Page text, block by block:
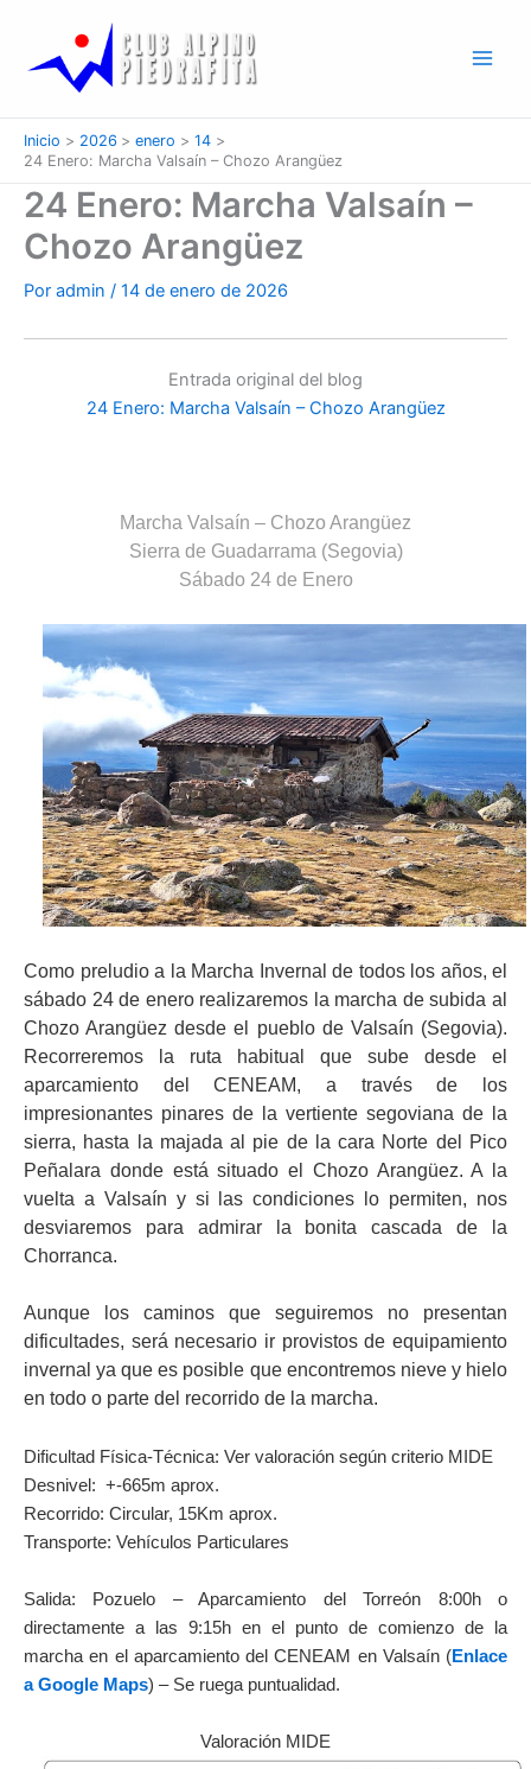
contenido
Inicio 2026 enero
14
24 Enero: Marcha Valsaín – Chozo Arangüez
24 Enero: Marcha Valsaín –
Chozo Arangüez
Por admin / 14 de enero de 2026
Entrada original del blog
24 Enero: Marcha Valsaín – Chozo Arangüez
Marcha Valsaín – Chozo Arangüez
Sierra de Guadarrama (Segovia)
Sábado 24 de Enero
Como preludio a la Marcha Invernal de todos los años, el
sábado 24 de enero realizaremos la marcha de subida al
Chozo Arangüez desde el pueblo de Valsaín (Segovia).
Recorreremos la ruta habitual que sube desde el
aparcamiento del CENEAM, a través de los
impresionantes pinares de la vertiente segoviana de la
sierra, hasta la majada al pie de la cara Norte del Pico
Peñalara donde está situado el Chozo Arangüez. A la
vuelta a Valsaín y si las condiciones lo permiten, nos
desviaremos para admirar la bonita cascada de la
Chorranca.
Aunque los caminos que seguiremos no presentan
dificultades, será necesario ir provistos de equipamiento
invernal ya que es posible que encontremos nieve y hielo
en todo o parte del recorrido de la marcha.
Dificultad Física-Técnica: Ver valoración según criterio MIDE
Desnivel: +-665m aprox.
Recorrido: Circular, 15Km aprox.
Transporte: Vehículos Particulares
Salida: Pozuelo – Aparcamiento del Torreón 8:00h o
directamente a las 9:15h en el punto de comienzo de la
marcha en el aparcamiento del CENEAM en Valsaín (Enlace
a Google Maps) – Se ruega puntualidad.
Valoración MIDE